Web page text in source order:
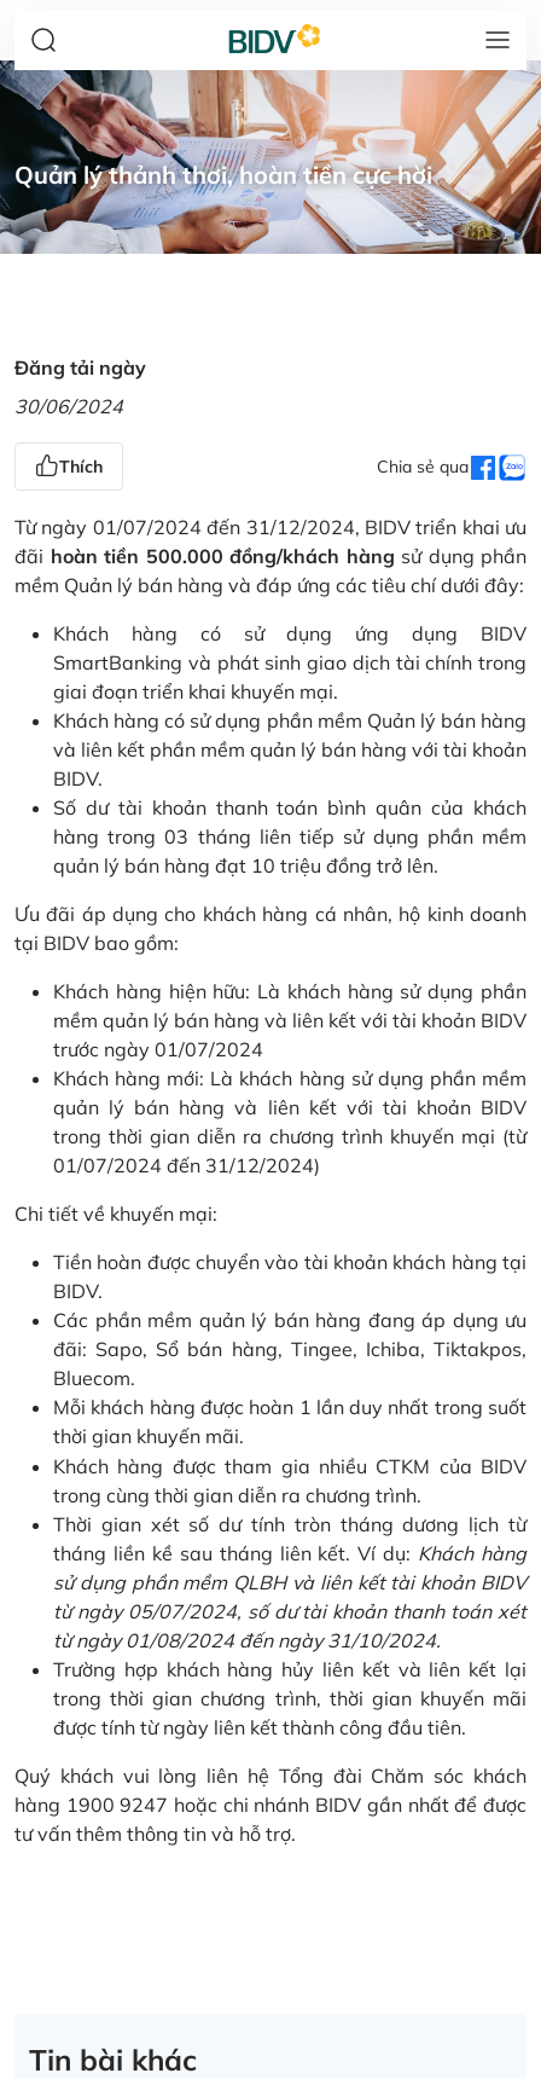
Quản lý thảnh thơi, hoàn tiền cực hời
Đăng tải ngày
30/06/2024
Thích Chia sẻ qua
Từ ngày 01/07/2024 đến 31/12/2024, BIDV triển khai ưu
đãi hoàn tiền 500.000 đồng/khách hàng sử dụng phần
mềm Quản lý bán hàng và đáp ứng các tiêu chí dưới đây:
Khách hàng có sử dụng ứng dụng BIDV
SmartBanking và phát sinh giao dịch tài chính trong
giai đoạn triển khai khuyến mại.
Khách hàng có sử dụng phần mềm Quản lý bán hàng
và liên kết phần mềm quản lý bán hàng với tài khoản
BIDV.
Số dư tài khoản thanh toán bình quân của khách
hàng trong 03 tháng liên tiếp sử dụng phần mềm
quản lý bán hàng đạt 10 triệu đồng trở lên.
Ưu đãi áp dụng cho khách hàng cá nhân, hộ kinh doanh
tại BIDV bao gồm:
Khách hàng hiện hữu: Là khách hàng sử dụng phần
mềm quản lý bán hàng và liên kết với tài khoản BIDV
trước ngày 01/07/2024
Khách hàng mới: Là khách hàng sử dụng phần mềm
quản lý bán hàng và liên kết với tài khoản BIDV
trong thời gian diễn ra chương trình khuyến mại (từ
01/07/2024 đến 31/12/2024)
Chi tiết về khuyến mại:
Tiền hoàn được chuyển vào tài khoản khách hàng tại
BIDV.
Các phần mềm quản lý bán hàng đang áp dụng ưu
đãi: Sapo, Sổ bán hàng, Tingee, Ichiba, Tiktakpos,
Bluecom.
Mỗi khách hàng được hoàn 1 lần duy nhất trong suốt
thời gian khuyến mãi.
Khách hàng được tham gia nhiều CTKM của BIDV
trong cùng thời gian diễn ra chương trình.
Thời gian xét số dư tính tròn tháng dương lịch từ
tháng liền kề sau tháng liên kết. Ví dụ: Khách hàng
sử dụng phần mềm QLBH và liên kết tài khoản BIDV
từ ngày 05/07/2024, số dư tài khoản thanh toán xét
từ ngày 01/08/2024 đến ngày 31/10/2024.
Trường hợp khách hàng hủy liên kết và liên kết lại
trong thời gian chương trình, thời gian khuyến mãi
được tính từ ngày liên kết thành công đầu tiên.
Quý khách vui lòng liên hệ Tổng đài Chăm sóc khách
hàng 1900 9247 hoặc chi nhánh BIDV gần nhất để được
tư vấn thêm thông tin và hỗ trợ.
Tin bài khác